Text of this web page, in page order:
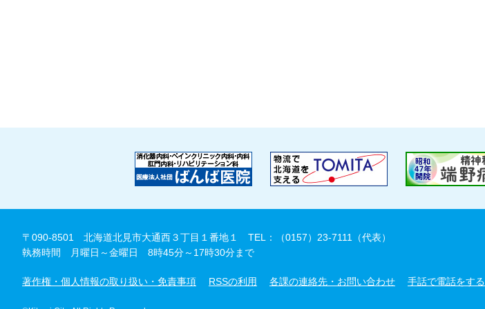
〒090-8501 北海道北見市大通西３丁目１番地１
TEL：（0157）23-7111（代表）
執務時間 月曜日～金曜日 8時45分～17時30分まで
著作権・個人情報の取り扱い・免責事項 RSSの利用 各課の連絡先・お問い合わせ 手話で電話をする